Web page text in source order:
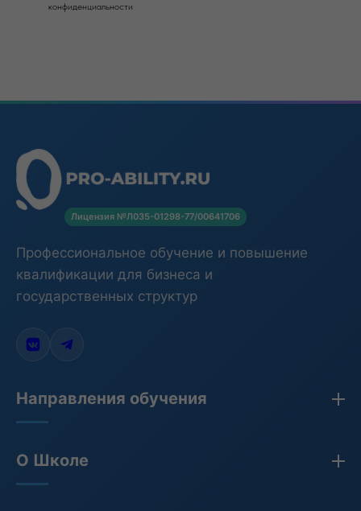
конфиденциальности
Лицензия №Л035-01298-77/00641706
Профессиональное обучение и повышение
квалификации для бизнеса и
государственных структур
Направления обучения
Бухгалтерия
О Школе